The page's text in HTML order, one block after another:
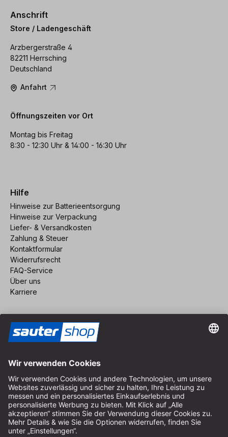
Anschrift
Store / Ladengeschäft
Arzbergerstraße 4
82211 Herrsching
Deutschland
Anfahrt
Öffnungszeiten vor Ort
Montag bis Freitag
8:30 - 12:30 Uhr & 14:00 - 16:30 Uhr
Hilfe
Hinweise zur Batterieentsorgung
Hinweise zur Verpackung
Liefer- & Versandkosten
Zahlung & Steuer
Kontaktformular
Widerrufsrecht
FAQ-Service
Über uns
Karriere
Impressum
AGB
Datenschutz
Cookie-Einstellungen